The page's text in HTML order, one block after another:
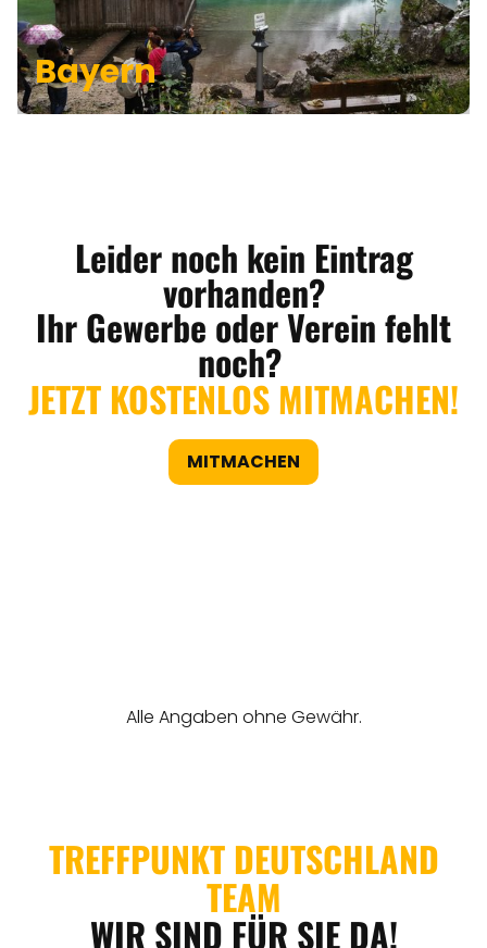
Bayern
Leider noch kein Eintrag
vorhanden?
Ihr Gewerbe oder Verein fehlt
noch?
JETZT KOSTENLOS MITMACHEN!
MITMACHEN